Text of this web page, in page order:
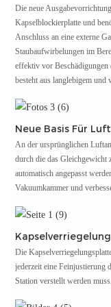
Die neue
Kapselblockierplatte und
Anschluss an eine externe
Staubaufwirbelungen im
effektiv vor
besteht aus langlebigem
Neue Basis Für
An der ursprünglichen
durch die das Gleichgewicht
automatisch angepasst
Vakuumkammer und
Die
jederzeit eine Feinjustierung
Station verstellt werden muss.